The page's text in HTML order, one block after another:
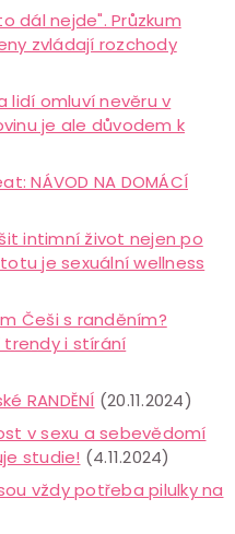
dál nejde". Průzkum
zvládají rozchody
lidí omluví nevěru v
je ale důvodem k
NÁVOD NA DOMÁCÍ
intimní život nejen po
je sexuální wellness
Češi s randěním?
trendy i stírání
RANDĚNÍ (20.11.2024)
v sexu a sebevědomí
studie! (4.11.2024)
vždy potřeba pilulky na